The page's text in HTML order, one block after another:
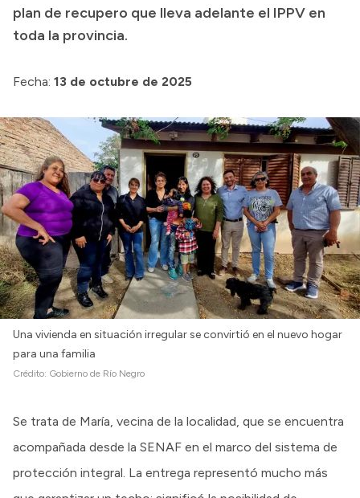
plan de recupero que lleva adelante el IPPV en
toda la provincia.
Fecha: 13 de octubre de 2025
Una vivienda en situación irregular se convirtió en el nuevo hogar
para una familia
Crédito: Gobierno de Río Negro
Se trata de María, vecina de la localidad, que se encuentra
acompañada desde la SENAF en el marco del sistema de
protección integral. La entrega representó mucho más